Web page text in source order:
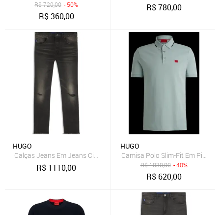
R$720,00 - 50%
R$360,00
R$780,00
HUGO
Calças Jeans Em Jeans Cinzenta Com Efeito Desgastado
R$ 1110,00
HUGO
Camisa Polo Slim-Fit Em Piqué
R$1030,00 - 40%
R$ 620,00